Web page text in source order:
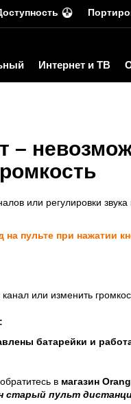
Интернет и ТВ
–
или регулировки
на пульте при нажатии
или изменить
батарейки и
в магазин
старый пульт